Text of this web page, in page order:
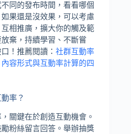
同的發布時間，看看哪個
果還是沒效果，可以考慮
相推廣，擴大你的觸及範
棄，持續學習、不斷嘗
！推薦閱讀： 社群互動率
容形式與互動率計算的四
率？
關鍵在於創造互動機會。
粉絲留言回答。舉辦抽獎